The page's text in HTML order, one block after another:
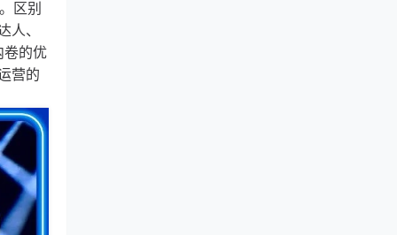
区别
、
卷的优
营的